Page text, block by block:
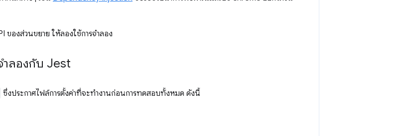
ของส่วนขยาย ให้ลองใช้การจำลอง
าลองกับ Jest
ซึ่งประกาศไฟล์การตั้งค่าที่จะทำงานก่อนการทดสอบทั้งหมด ดังนี้